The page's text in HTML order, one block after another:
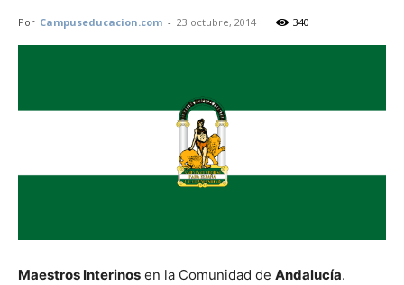
Por Campuseducacion.com - 23 octubre, 2014 340
Maestros Interinos en la Comunidad de Andalucía.